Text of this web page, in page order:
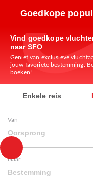
Goedkope
Vind goedkope
naar SFO
Geniet van exclusieve
jouw favoriete bestemming.
boeken!
Enkele reis
Van
Oorsprong
Naar
Bestemming